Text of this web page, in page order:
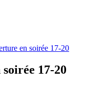
en soirée 17-20
17-20